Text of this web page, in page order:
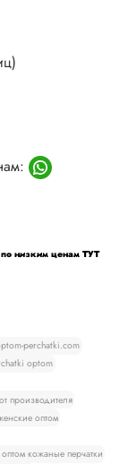
по низким ценам ТУТ
perchatki.com
optom
производителя
оптом
оптом кожаные перчатки